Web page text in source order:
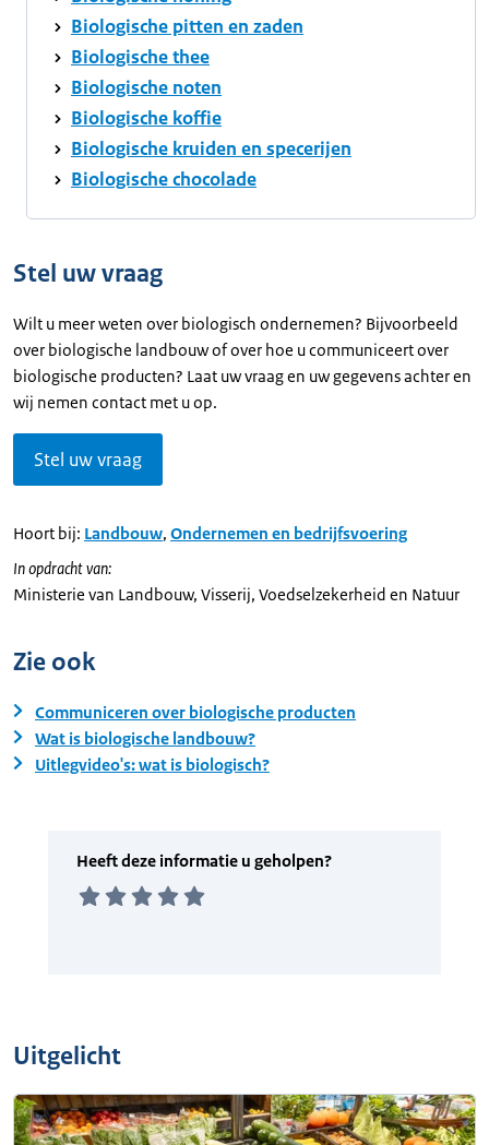
Biologische pitten en zaden
Biologische thee
Biologische noten
Biologische koffie
Biologische kruiden en specerijen
Biologische chocolade
Stel uw vraag
Wilt u meer weten over biologisch ondernemen? Bijvoorbeeld
over biologische landbouw of over hoe u communiceert over
biologische producten? Laat uw vraag en uw gegevens achter en
wij nemen contact met u op.
Stel uw vraag
Hoort bij: Landbouw, Ondernemen en bedrijfsvoering
In opdracht van:
Ministerie van Landbouw, Visserij, Voedselzekerheid en Natuur
Zie ook
Communiceren over biologische producten
Wat is biologische landbouw?
Uitlegvideo's: wat is biologisch?
Uitgelicht